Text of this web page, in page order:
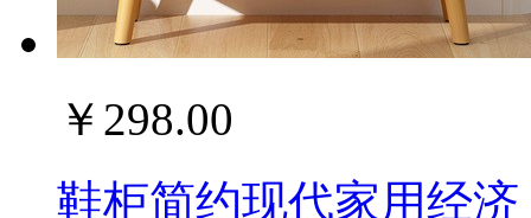
￥298.00
鞋柜简约现代家用经济